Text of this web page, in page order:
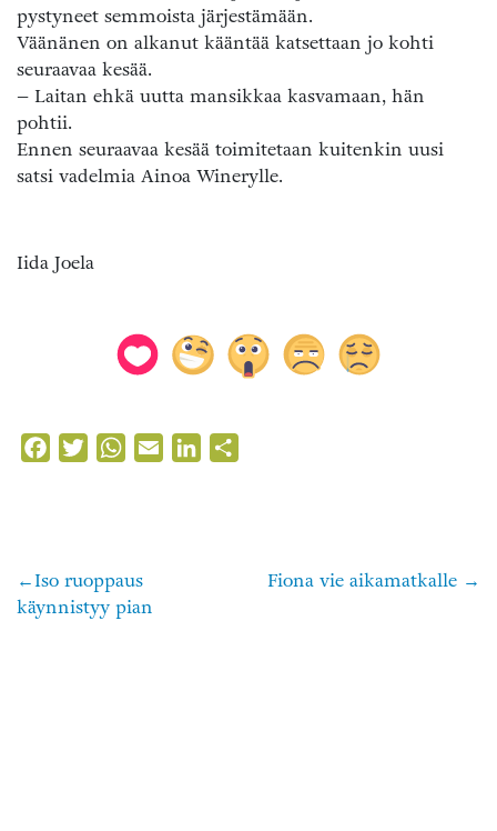
pystyneet semmoista järjestämään.
Väänänen on alkanut kääntää katsettaan jo kohti
seuraavaa kesää.
– Laitan ehkä uutta mansikkaa kasvamaan, hän
pohtii.
Ennen seuraavaa kesää toimitetaan kuitenkin uusi
satsi vadelmia Ainoa Winerylle.
Iida Joela
FacebookTwitterWhatsApp
Email LinkedIn
Artikkelien
Iso ruoppaus
käynnistyy pian
Fiona vie aikamatkalle